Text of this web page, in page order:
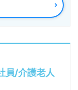
員/介護老人